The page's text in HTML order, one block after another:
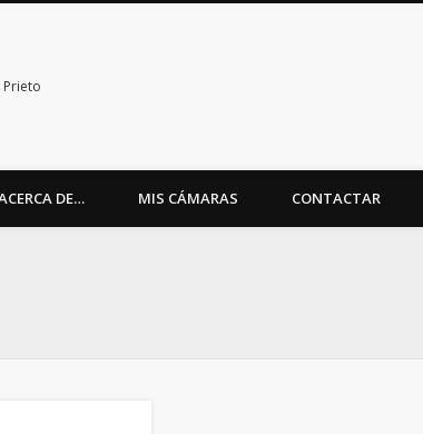
Prieto
DE… MIS CÁMARAS CONTACTAR